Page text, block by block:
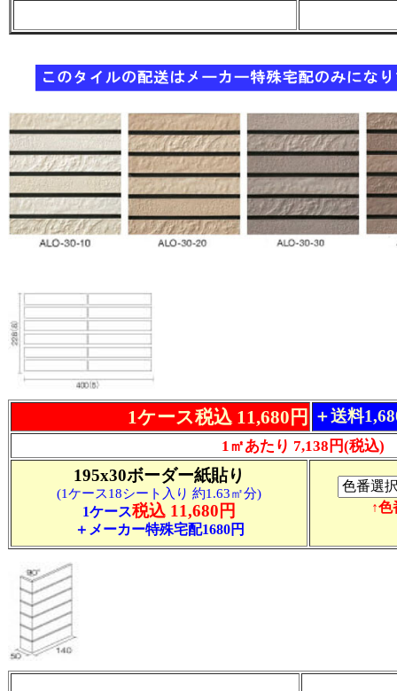
1ケース税込 11,680円 ＋送料
1㎡あたり 7,138円(税込)
195x30ボーダー紙貼り
(1ケース18シート入り 約1.63㎡分)
1ケース税込 11,680円
＋メーカー特殊宅配1680円
↑